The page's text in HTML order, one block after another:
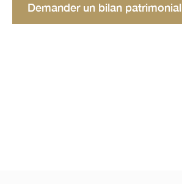
Demander un bilan patrimonial